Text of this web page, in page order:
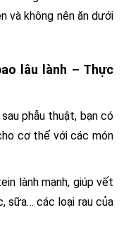
và không nên ăn dưới
lâu lành – Thực
phẫu thuật, bạn có
cơ thể với các món
lành mạnh, giúp vết
sữa… các loại rau của